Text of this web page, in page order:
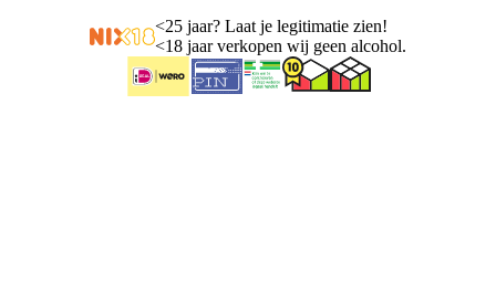
<25 jaar? Laat je legitimatie zien!
<18 jaar verkopen wij geen alcohol.